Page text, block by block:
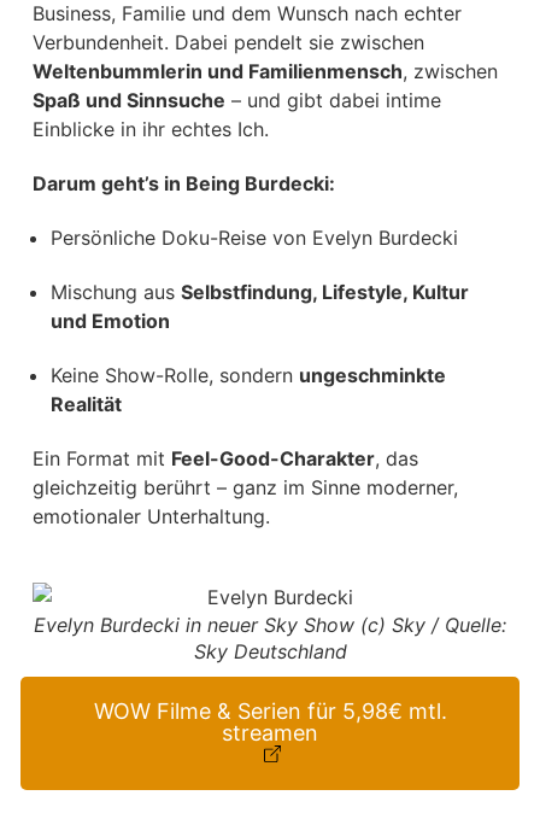
Business, Familie und dem Wunsch nach echter
Verbundenheit. Dabei pendelt sie zwischen
Weltenbummlerin und Familienmensch, zwischen
Spaß und Sinnsuche – und gibt dabei intime
Einblicke in ihr echtes Ich.
Darum geht’s in Being Burdecki:
Persönliche Doku-Reise von Evelyn Burdecki
Mischung aus Selbstfindung, Lifestyle, Kultur
und Emotion
Keine Show-Rolle, sondern ungeschminkte
Realität
Ein Format mit Feel-Good-Charakter, das
gleichzeitig berührt – ganz im Sinne moderner,
emotionaler Unterhaltung.
Evelyn Burdecki in neuer Sky Show (c) Sky / Quelle:
Sky Deutschland
WOW Filme & Serien für 5,98€ mtl.
streamen